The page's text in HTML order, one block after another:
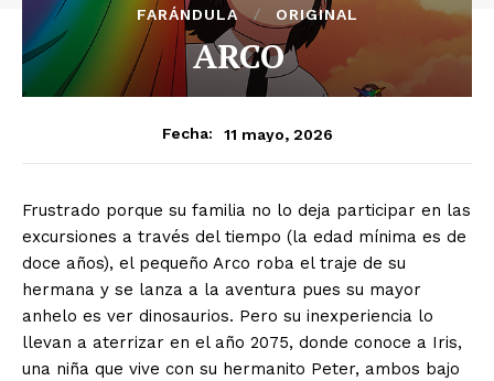
FARÁNDULA ORIGINAL
ARCO
Fecha: 11 mayo, 2026
Frustrado porque su familia no lo deja participar en las
excursiones a través del tiempo (la edad mínima es de
doce años), el pequeño Arco roba el traje de su
hermana y se lanza a la aventura pues su mayor
anhelo es ver dinosaurios. Pero su inexperiencia lo
llevan a aterrizar en el año 2075, donde conoce a Iris,
una niña que vive con su hermanito Peter, ambos bajo